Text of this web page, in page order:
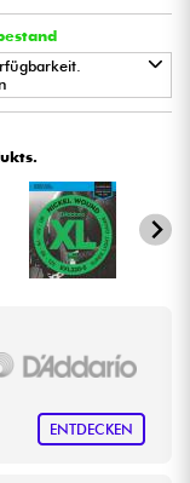
an
Star'SMusic
ENTDECKEN